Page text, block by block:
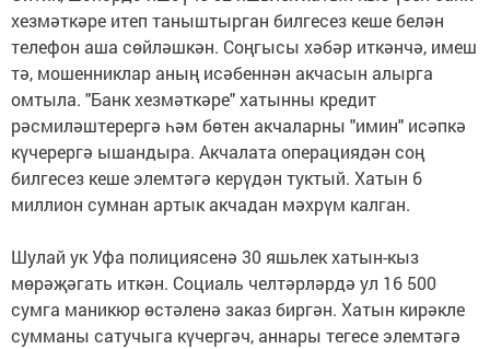
хезмәткәре итеп таныштырган билгесез кеше белән
телефон аша сөйләшкән. Соңгысы хәбәр иткәнчә, имеш
тә, мошенниклар аның исәбеннән акчасын алырга
омтыла. "Банк хезмәткәре" хатынны кредит
рәсмиләштерергә һәм бөтен акчаларны "имин" исәпкә
күчерергә ышандыра. Акчалата операциядән соң
билгесез кеше элемтәгә керүдән туктый. Хатын 6
миллион сумнан артык акчадан мәхрүм калган.
Шулай ук Уфа полициясенә 30 яшьлек хатын-кыз
мөрәҗәгать иткән. Социаль челтәрләрдә ул 16 500
сумга маникюр өстәленә заказ биргән. Хатын кирәкле
сумманы сатучыга күчергәч, аннары тегесе элемтәгә